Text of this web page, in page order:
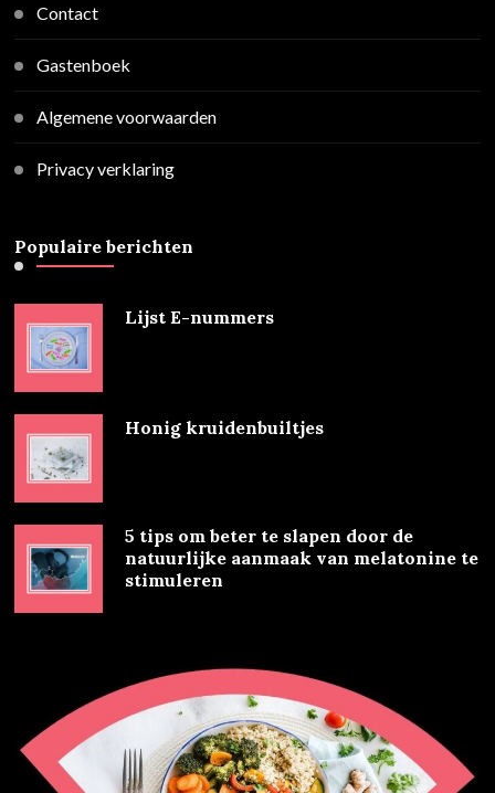
Contact
Gastenboek
Algemene voorwaarden
Privacy verklaring
Populaire berichten
Lijst E-nummers
Honig kruidenbuiltjes
5 tips om beter te slapen door de
natuurlijke aanmaak van melatonine te
stimuleren